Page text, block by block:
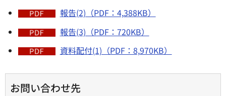
報告(2)（PDF：4,388KB）
報告(3)（PDF：720KB）
資料配付(1)（PDF：8,970KB）
お問い合わせ先